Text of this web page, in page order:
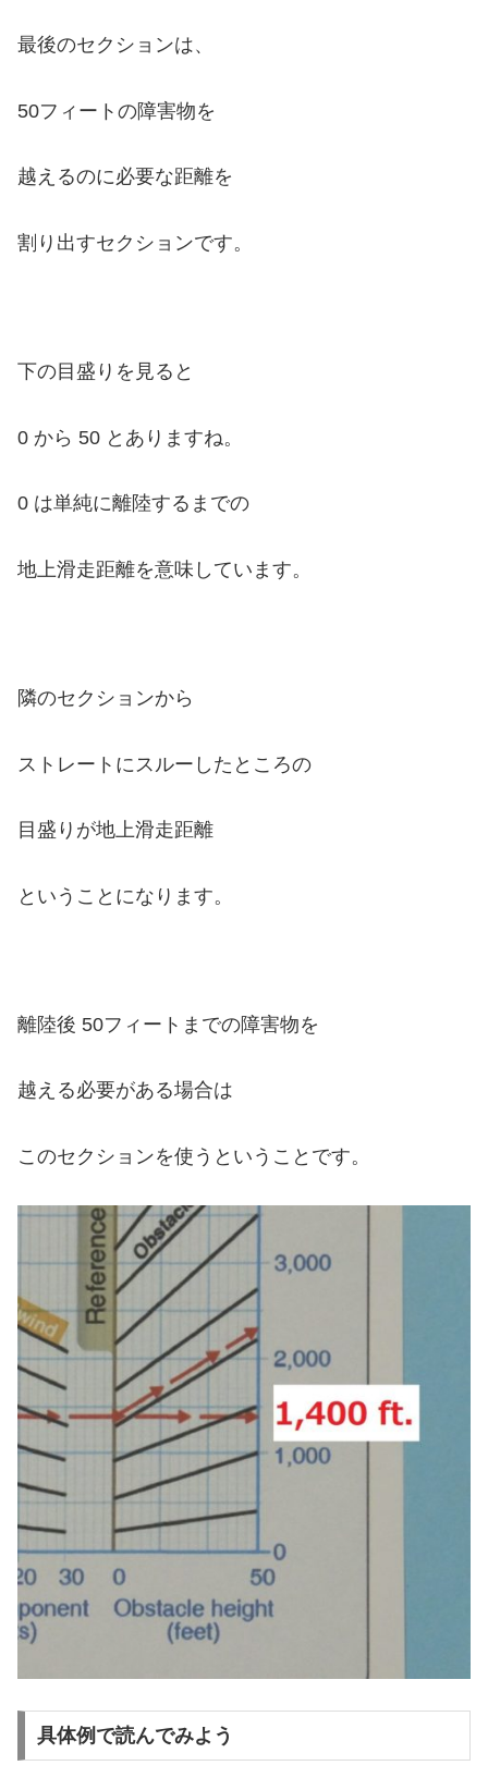
最後のセクションは、
50フィートの障害物を
越えるのに必要な距離を
割り出すセクションです。
下の目盛りを見ると
0 から 50 とありますね。
0 は単純に離陸するまでの
地上滑走距離を意味しています。
隣のセクションから
ストレートにスルーしたところの
目盛りが地上滑走距離
ということになります。
離陸後 50フィートまでの障害物を
越える必要がある場合は
このセクションを使うということです。
具体例で読んでみよう